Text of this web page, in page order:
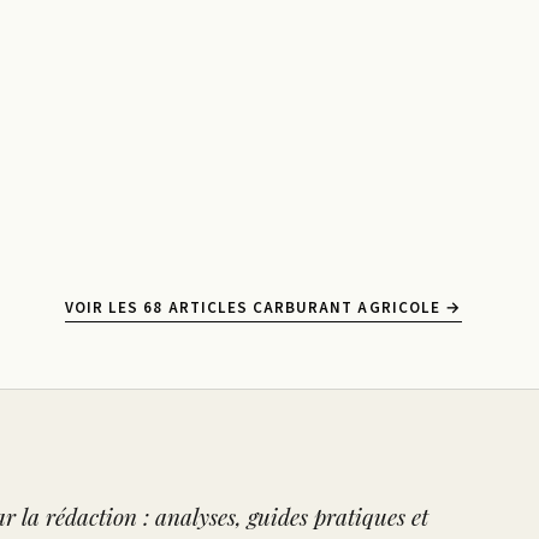
VOIR LES 68 ARTICLES CARBURANT AGRICOLE →
la rédaction : analyses, guides pratiques et